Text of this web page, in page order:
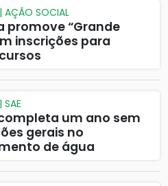
SOCIAL
promove “Grande
inscrições para
um ano sem
gerais no
de água